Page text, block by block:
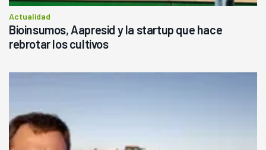
Actualidad
Bioinsumos, Aapresid y la startup que hace
rebrotar los cultivos